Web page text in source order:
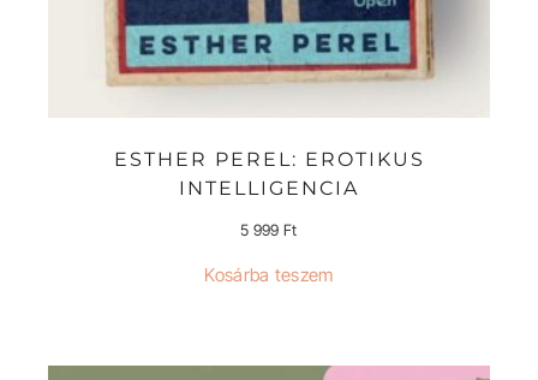
ESTHER PEREL: EROTIKUS
INTELLIGENCIA
5 999 Ft
Kosárba teszem